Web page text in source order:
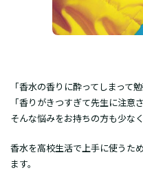
「香水の香りに酔ってしまって
「香りがきつすぎて先生に注意
そんな悩みをお持ちの方も少な
香水を高校生活で上手に使うた
ます。